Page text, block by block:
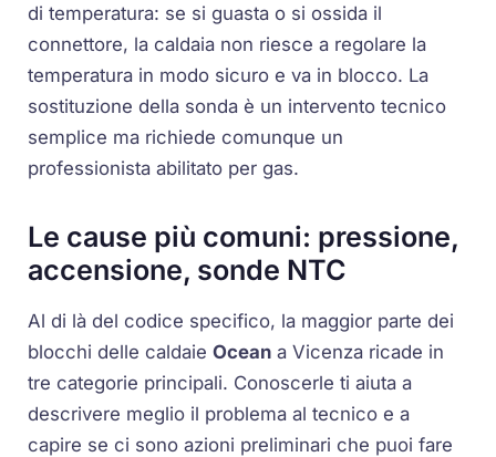
di temperatura: se si guasta o si ossida il
connettore, la caldaia non riesce a regolare la
temperatura in modo sicuro e va in blocco. La
sostituzione della sonda è un intervento tecnico
semplice ma richiede comunque un
professionista abilitato per gas.
Le cause più comuni: pressione,
accensione, sonde NTC
Al di là del codice specifico, la maggior parte dei
blocchi delle caldaieOcean a Vicenza ricade in
tre categorie principali. Conoscerle ti aiuta a
descrivere meglio il problema al tecnico e a
capire se ci sono azioni preliminari che puoi fare